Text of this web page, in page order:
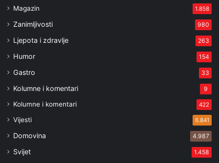
Magazin 1.858
Zanimljivosti 980
Ljepota i zdravlje 263
Humor 154
Gastro 33
Kolumne i komentari 9
Kolumne i komentari 422
Vijesti 6.841
Domovina 4.987
Svijet 1.458